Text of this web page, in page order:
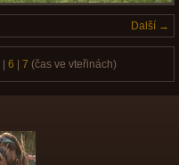
Další →
6 7 (čas ve vteřinách)